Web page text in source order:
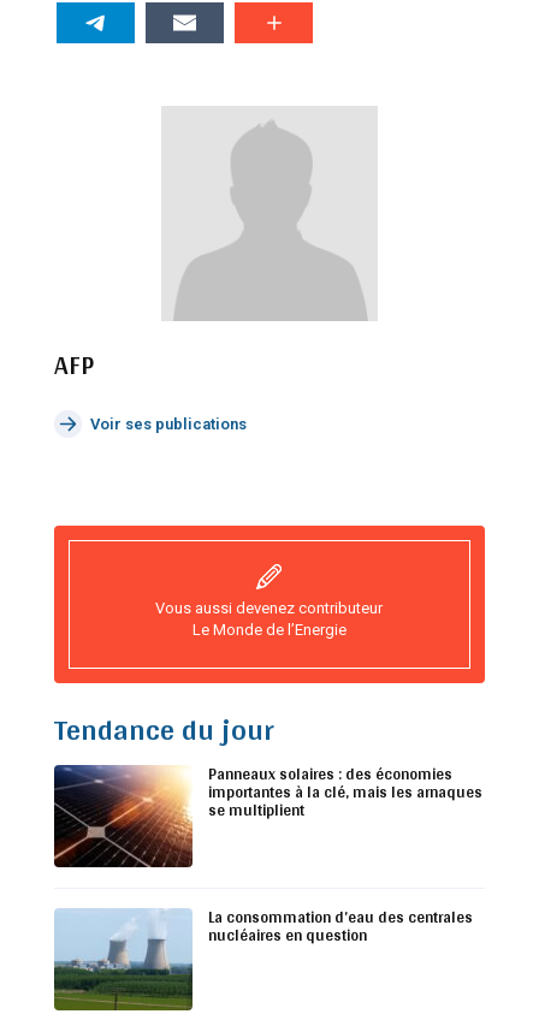
AFP
Voir ses publications
Vous aussi devenez contributeur
Le Monde de l’Energie
Tendance du jour
Panneaux solaires : des économies
importantes à la clé, mais les arnaques
se multiplient
La consommation d’eau des centrales
nucléaires en question